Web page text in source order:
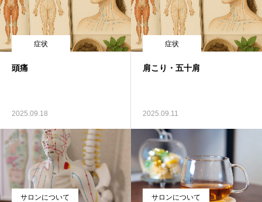
症状
頭痛
2025.09.18
症状
肩こり・五十肩
2025.09.11
サロンについて サロンについて
お客様の声